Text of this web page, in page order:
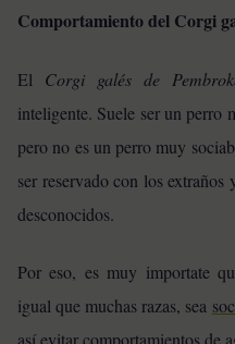
Comportamiento del Corgi
El Corgi galés de
inteligente. Suele ser un perro
pero no es un perro muy
ser reservado con los
desconocidos.
Por eso, es muy importate
igual que muchas razas, sea
así evitar comportamientos de